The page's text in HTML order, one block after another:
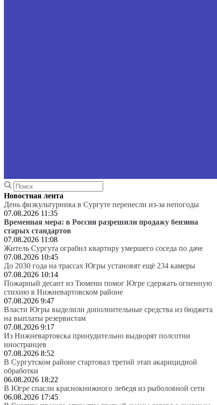
Новостная лента
День физкультурника в Сургуте перенесли из-за непогоды
07.08.2026 11:35
Временная мера: в России разрешили продажу бензина
старых стандартов
07.08.2026 11:08
Житель Сургута ограбил квартиру умершего соседа по даче
07.08.2026 10:45
До 2030 года на трассах Югры установят ещё 234 камеры
07.08.2026 10:14
Пожарный десант из Тюмени помог Югре сдержать огненную
стихию в Нижневартовском районе
07.08.2026 9:47
Власти Югры выделили дополнительные средства из бюджета
на выплаты резервистам
07.08.2026 9:17
Из Нижневартовска принудительно выдворят полсотни
иностранцев
07.08.2026 8:52
В Сургутском районе стартовал третий этап акарицидной
обработки
06.08.2026 18:22
В Югре спасли краснокнижного лебедя из рыболовной сети
06.08.2026 17:45